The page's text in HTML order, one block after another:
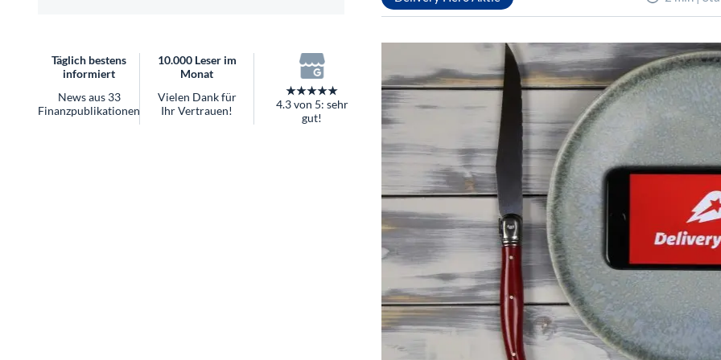
Täglich bestens
informiert
News aus 33
Finanzpublikationen
10.000 Leser im
Monat
Vielen Dank für
Ihr Vertrauen!
★★★★★
4.3 von 5: sehr
gut!